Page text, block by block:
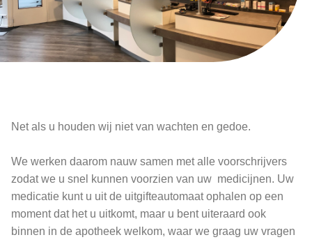
Net als u houden wij niet van wachten en gedoe.
We werken daarom nauw samen met alle voorschrijvers
zodat we u snel kunnen voorzien van uw medicijnen. Uw
medicatie kunt u uit de uitgifteautomaat ophalen op een
moment dat het u uitkomt, maar u bent uiteraard ook
binnen in de apotheek welkom, waar we graag uw vragen